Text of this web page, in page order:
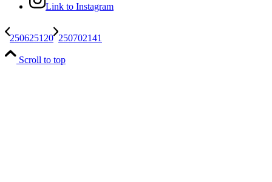
Link to Instagram
250625120 250702141
Scroll to top